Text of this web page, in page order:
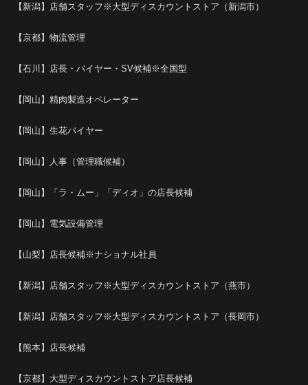
【新潟】店舗スタッフ※大型ディスカウントストア（新潟市）
【京都】物流管理
【石川】店長・バイヤー・SV候補※全国型
【岡山】精肉製造オペレーター
【岡山】生花バイヤー
【岡山】人事（管理職候補）
【岡山】「ラ・ムー」「ディオ」の店長候補
【岡山】電気設備管理
【山梨】店長候補※ナショナル社員
【新潟】店舗スタッフ※大型ディスカウントストア（燕市）
【新潟】店舗スタッフ※大型ディスカウントストア（長岡市）
【熊本】店長候補
【京都】大型ディスカウントストア店長候補